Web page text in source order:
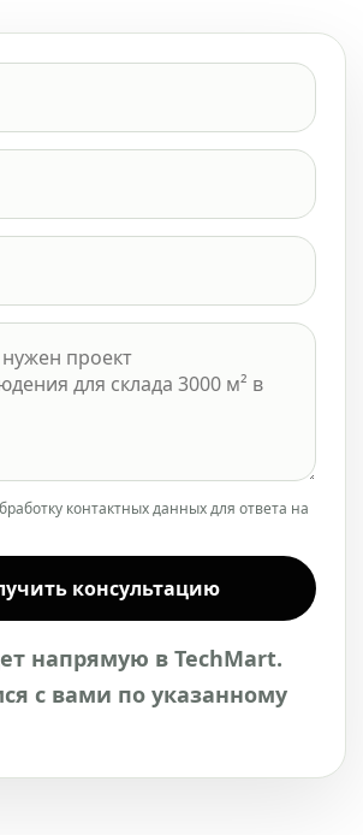
контактных данных для ответа на
консультацию
напрямую в TechMart.
с вами по указанному